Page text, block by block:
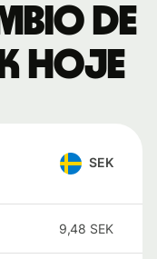
de
hoje
SEK
9,48 SEK